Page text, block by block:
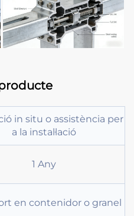
in situ o assistència per
a la instal·lació
1 Any
en contenidor o granel